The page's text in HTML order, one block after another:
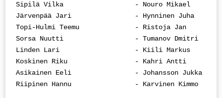
Sipilä Vilka                  - Nouro Mikael
Järvenpää Jari                - Hynninen Juha
Topi-Hulmi Teemu              - Ristoja Jan
Sorsa Nuutti                  - Tumanov Dmitri
Linden Lari                   - Kiili Markus
Koskinen Riku                 - Kahri Antti
Asikainen Eeli                - Johansson Jukka
Riipinen Hannu                - Karvinen Kimmo